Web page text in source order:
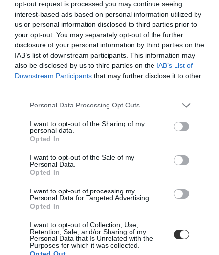
opt-out request is processed you may continue seeing
interest-based ads based on personal information utilized by
us or personal information disclosed to third parties prior to
your opt-out. You may separately opt-out of the further
disclosure of your personal information by third parties on the
IAB’s list of downstream participants. This information may
also be disclosed by us to third parties on the IAB’s List of
Downstream Participants that may further disclose it to other
Personal Data Processing Opt Outs
I want to opt-out of the Sharing of my
personal data.
Opted In
I want to opt-out of the Sale of my
Personal Data.
Opted In
I want to opt-out of processing my
Personal Data for Targeted Advertising.
Opted In
I want to opt-out of Collection, Use,
Retention, Sale, and/or Sharing of my
Personal Data that Is Unrelated with the
Purposes for which it was collected.
Opted Out
szeged
nemzetközi diákolimpia
informatikai diákolimpia